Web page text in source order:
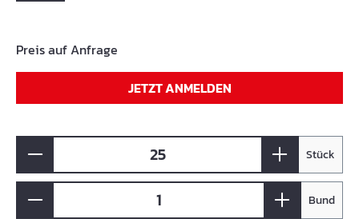
Preis auf Anfrage
JETZT ANMELDEN
Stück
Bund